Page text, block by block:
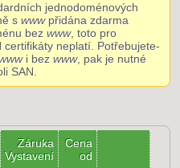
jednodoménových
swwwpřidána zdarma
bez www, toto pro
certifikáty neplatí. Potřebujete-
i bez www, pak je nutné
SAN.
Záruka
Vystavení
Cena
od